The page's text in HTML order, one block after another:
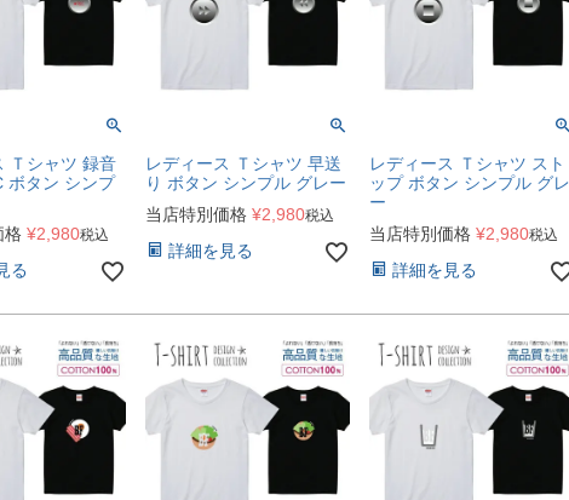
Ｔシャツ 録音
ボタン シンプ
格 ¥2,980税込
る
レディース Ｔシャツ 早送
り ボタン シンプル グレー
当店特別価格 ¥2,980税込
詳細を見る
レディース Ｔシャツ スト
ップ ボタン シンプル グレ
ー
当店特別価格 ¥2,980税込
詳細を見る